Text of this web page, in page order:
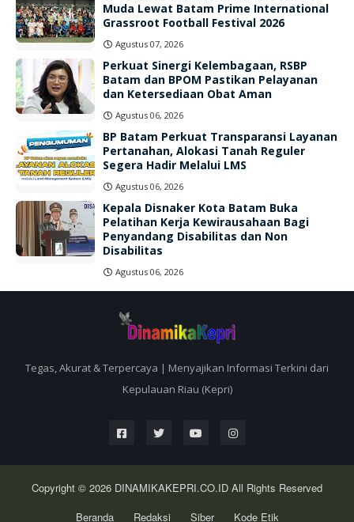
Muda Lewat Batam Prime International
Grassroot Football Festival 2026
Agustus 07, 2026
Perkuat Sinergi Kelembagaan, RSBP
Batam dan BPOM Pastikan Pelayanan
dan Ketersediaan Obat Aman
Agustus 06, 2026
BP Batam Perkuat Transparansi Layanan
Pertanahan, Alokasi Tanah Reguler
Segera Hadir Melalui LMS
Agustus 06, 2026
Kepala Disnaker Kota Batam Buka
Pelatihan Kerja Kewirausahaan Bagi
Penyandang Disabilitas dan Non
Disabilitas
Agustus 06, 2026
Tegas, Akurat & Terpercaya | Menyajikan Informasi Terkini dari
Kepulauan Riau (Kepri)
Copyright © 2026 DINAMIKAKEPRI.CO.ID All Rights Reserved
Beranda
Redaksi Siber Kode Etik